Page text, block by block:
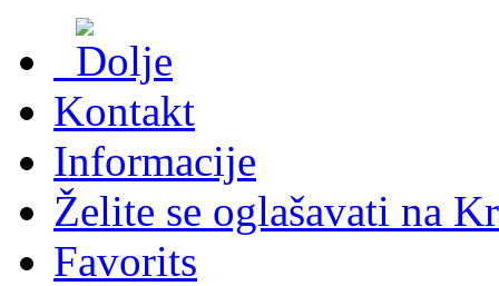
Kontakt
Informacije
Želite se oglašavati na
Favorits